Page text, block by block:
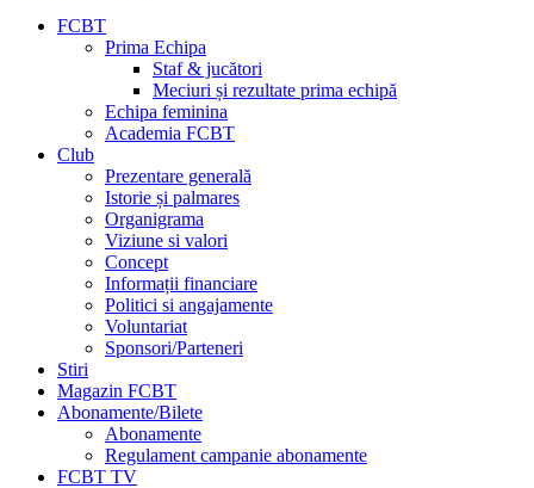
FCBT
Prima Echipa
Staf & jucători
Meciuri și rezultate prima echipă
Echipa feminina
Academia FCBT
Club
Prezentare generală
Istorie și palmares
Organigrama
Viziune si valori
Concept
Informații financiare
Politici si angajamente
Voluntariat
Sponsori/Parteneri
Stiri
Magazin FCBT
Abonamente/Bilete
Abonamente
Regulament campanie abonamente
FCBT TV